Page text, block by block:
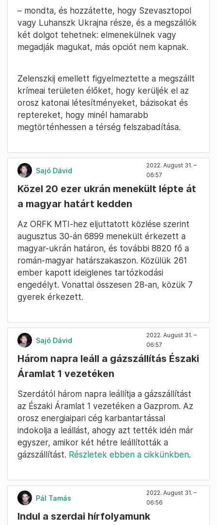
– mondta, és hozzátette, hogy Szevasztopol
vagy Luhanszk Ukrajna része, és a megszállók
két dolgot tehetnek: elmenekülnek vagy
megadják magukat, más opciót nem kapnak.
Zelenszkij emellett figyelmeztette a megszállt
krímeai területen élőket, hogy kerüljék el az
orosz katonai létesítményeket, bázisokat és
reptereket, hogy minél hamarabb
megtörténhessen a térség felszabadítása.
Sajó Dávid
2022. August 31. –
06:57
Közel 20 ezer ukrán menekült lépte át
a magyar határt kedden
Az ORFK MTI-hez eljuttatott közlése szerint
augusztus 30-án 6899 menekült érkezett a
magyar-ukrán határon, és további 8820 fő a
román-magyar határszakaszon. Közülük 261
ember kapott ideiglenes tartózkodási
engedélyt. Vonattal összesen 28-an, közük 7
gyerek érkezett.
Sajó Dávid
2022. August 31. –
06:57
Három napra leáll a gázszállítás Északi
Áramlat 1 vezetéken
Szerdától három napra leállítja a gázszállítást
az Északi Áramlat 1 vezetéken a Gazprom. Az
orosz energiaipari cég karbantartással
indokolja a leállást, ahogy azt tették idén már
egyszer, amikor két hétre leállították a
gázszállítást. Részletek ebben a cikkünkben.
Pál Tamás
2022. August 31. –
06:56
Indul a szerdai hírfolyamunk